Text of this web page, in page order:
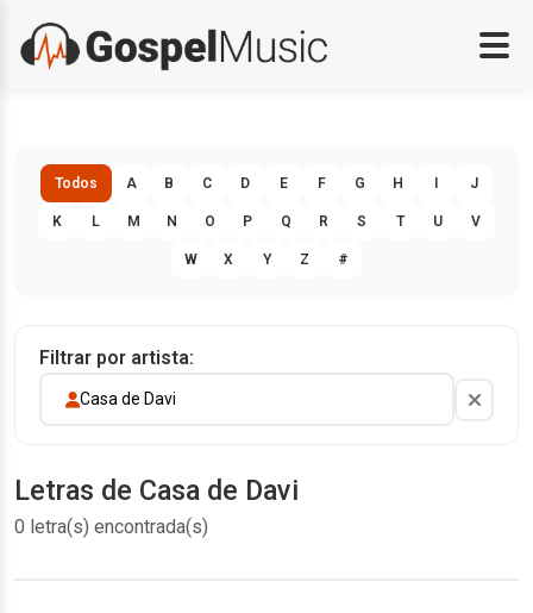
Todos A B C D E F G H J
K L M N O P Q R S T U V
W X Y Z #
Filtrar por artista:
Casa de Davi
Letras de Casa de Davi
0 letra(s) encontrada(s)